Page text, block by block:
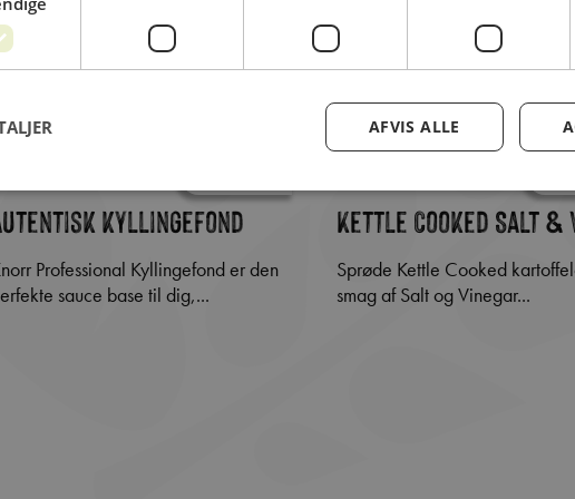
kyllingefond
den
sauce base til dig,...
Kettle Cooked Salt &
Sprøde Kettle Cooked kartoffelchips med
smag af Salt og Vinegar...
AFVIS ALLE